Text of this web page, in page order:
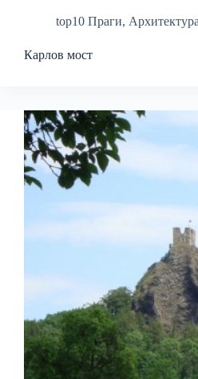
top10 Праги,
Карлов мост